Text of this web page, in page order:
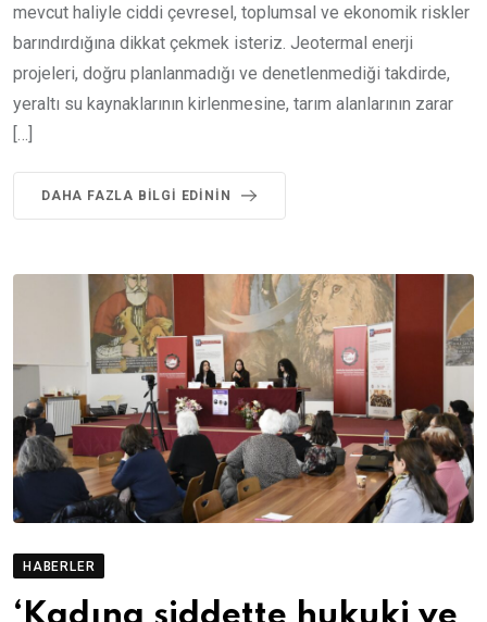
mevcut haliyle ciddi çevresel, toplumsal ve ekonomik riskler
barındırdığına dikkat çekmek isteriz. Jeotermal enerji
projeleri, doğru planlanmadığı ve denetlenmediği takdirde,
yeraltı su kaynaklarının kirlenmesine, tarım alanlarının zarar
[…]
DAHA FAZLA BILGI EDININ
HABERLER